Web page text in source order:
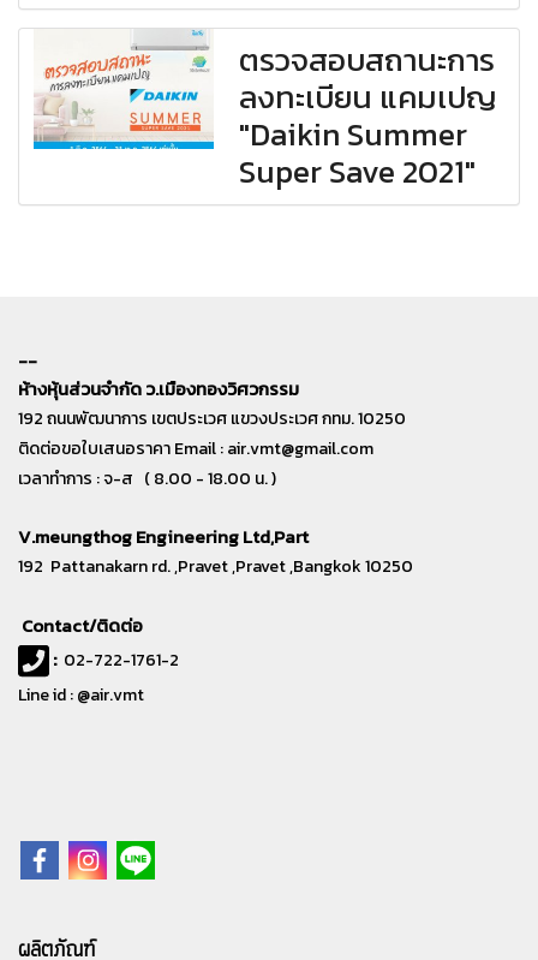
ตรวจสอบสถานะการ
ลงทะเบียน แคมเปญ
"Daikin Summer
Super Save 2021"
--
ห้างหุ้นส่วนจำกัด ว.เมืองทองวิศวกรรม
192 ถนนพัฒนาการ เขตประเวศ แขวงประเวศ กทม. 10250
ติดต่อขอใบเสนอราคา Email :air.vmt@gmail.com
เวลาทำการ : จ-ส ( 8.00 - 18.00 น. )
V.meungthog Engineering Ltd,Part
192 Pattanakarn rd. ,Pravet ,Pravet ,Bangkok 10250
Contact/ติดต่อ
: 02-722-1761-2
Line id : @air.vmt
ผลิตภัณฑ์